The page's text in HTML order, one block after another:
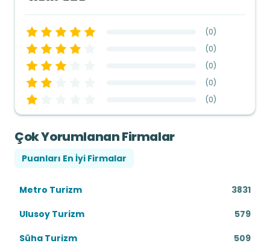
(0)
(0)
(0)
(0)
(0)
Çok Yorumlanan Firmalar
Puanları En İyi Firmalar
Metro Turizm
3831
Ulusoy Turizm
579
Süha Turizm
509